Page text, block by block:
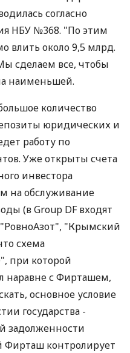
согласно
НБУ №368. "По этим
влить около 9,5 млрд.
сделаем все, чтобы
наименьшей.
количество
юридических и
работу по
Уже открыты счета
инвестора
на обслуживание
(в Group DF входят
"Крымский
схема
при которой
наравне с Фирташем,
основное условие
государства -
задолженности
Фирташ контролирует